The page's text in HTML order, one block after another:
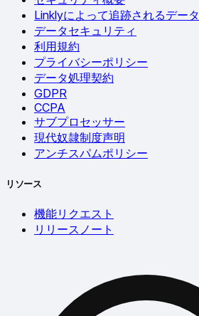
Linklyによって追跡されるデータ
データセキュリティ
利用規約
プライバシーポリシー
データ処理契約
GDPR
CCPA
サブプロセッサー
現代奴隷制度声明
アンチスパムポリシー
リソース
機能リクエスト
リリースノート